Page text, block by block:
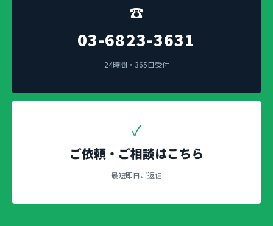
☎
03-6823-3631
24時間・365日受付
✓
ご依頼・ご相談はこちら
最短即日ご返信